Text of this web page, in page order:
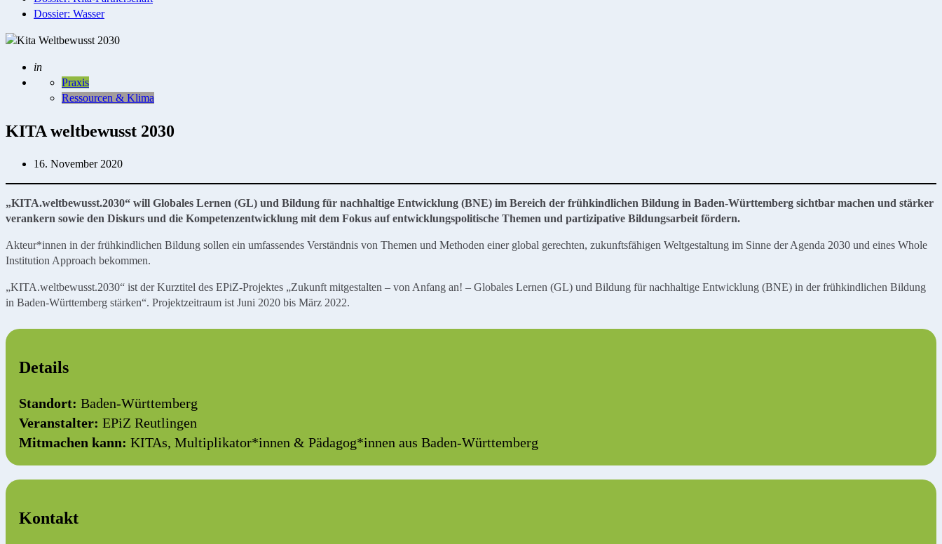
Dossier: Wasser
Geschrieben
in
Praxis
Ressourcen & Klima
KITA weltbewusst 2030
16. November 2020
„KITA.weltbewusst.2030“ will Globales Lernen (GL) und Bildung für nachhaltige Entwicklung (BNE) im Bereich der frühkindlichen Bildung in Baden-Württemberg sichtbar machen und stärker
verankern sowie den Diskurs und die Kompetenzentwicklung mit dem Fokus auf entwicklungspolitische Themen und partizipative Bildungsarbeit fördern.
Akteur*innen in der frühkindlichen Bildung sollen ein umfassendes Verständnis von Themen und Methoden einer global gerechten, zukunftsfähigen Weltgestaltung im Sinne der Agenda 2030 und eines Whole
Institution Approach bekommen.
„KITA.weltbewusst.2030“ ist der Kurztitel des EPiZ-Projektes „Zukunft mitgestalten – von Anfang an! – Globales Lernen (GL) und Bildung für nachhaltige Entwicklung (BNE) in der frühkindlichen Bildung
in Baden-Württemberg stärken“. Projektzeitraum ist Juni 2020 bis März 2022.
Details
Standort: Baden-Württemberg
Veranstalter: EPiZ Reutlingen
Mitmachen kann: KITAs, Multiplikator*innen & Pädagog*innen aus Baden-Württemberg
Kontakt